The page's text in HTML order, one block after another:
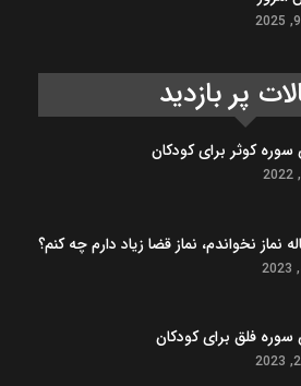
پر بازدید
کوثر برای کودکان
نماز نخواندم، نماز قضا زیاد دارم چه کنم؟
فلق برای کودکان